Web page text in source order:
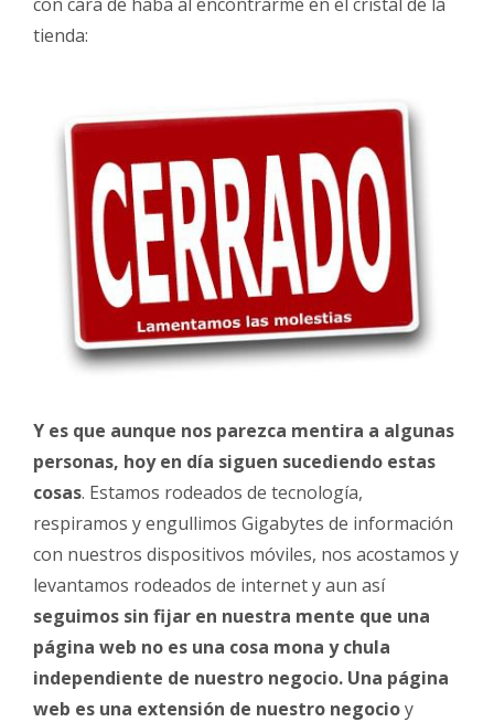
tienda:
Y es que aunque nos parezca mentira a algunas
personas, hoy en día siguen sucediendo estas
cosas. Estamos rodeados de tecnología,
respiramos y engullimos Gigabytes de información
con nuestros dispositivos móviles, nos acostamos y
levantamos rodeados de internet y aun así
seguimos sin fijar en nuestra mente que una
página web no es una cosa mona y chula
independiente de nuestro negocio. Una página
web es una extensión de nuestro negocioy